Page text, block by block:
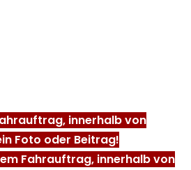
innerhalb von
Foto oder Beitrag!
Fahrauftrag, innerhalb von